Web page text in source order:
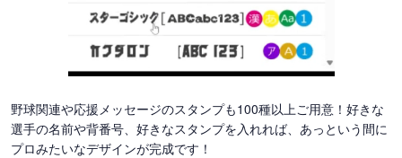
野球関連や応援メッセージのスタンプも100種以上ご用意！好きな
選手の名前や背番号、好きなスタンプを入れれば、あっという間に
プロみたいなデザインが完成です！